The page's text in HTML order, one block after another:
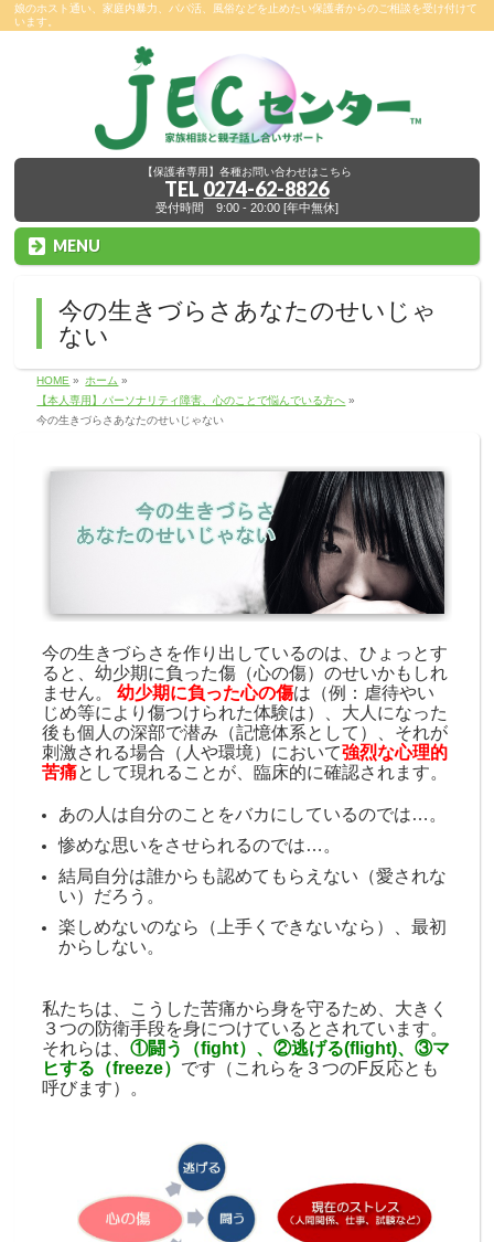
娘のホスト通い、家庭内暴力、パパ活、風俗などを止めたい保護者からのご相談を受け付けて
います。
【保護者専用】各種お問い合わせはこちら
TEL 0274-62-8826
受付時間 9:00 - 20:00 [年中無休]
MENU
今の生きづらさあなたのせいじゃ
ない
HOME » ホーム »
【本人専用】パーソナリティ障害、心のことで悩んでいる方へ »
今の生きづらさあなたのせいじゃない
今の生きづらさを作り出しているのは、ひょっとす
ると、幼少期に負った傷（心の傷）のせいかもしれ
ません。幼少期に負った心の傷は（例：虐待やい
じめ等により傷つけられた体験は）、大人になった
後も個人の深部で潜み（記憶体系として）、それが
刺激される場合（人や環境）において強烈な心理的
苦痛として現れることが、臨床的に確認されます。
あの人は自分のことをバカにしているのでは… 。
惨めな思いをさせられるのでは… 。
結局自分は誰からも認めてもらえない（愛されな
い）だろう。
楽しめないのなら（上手くできないなら）、最初
からしない。
私たちは、こうした苦痛から身を守るため、大きく
３つの防衛手段を身につけているとされています。
それらは、①闘う（fight）、②逃げる(flight)、③マ
ヒする（freeze） です（これらを３つのF反応とも
呼びます）。